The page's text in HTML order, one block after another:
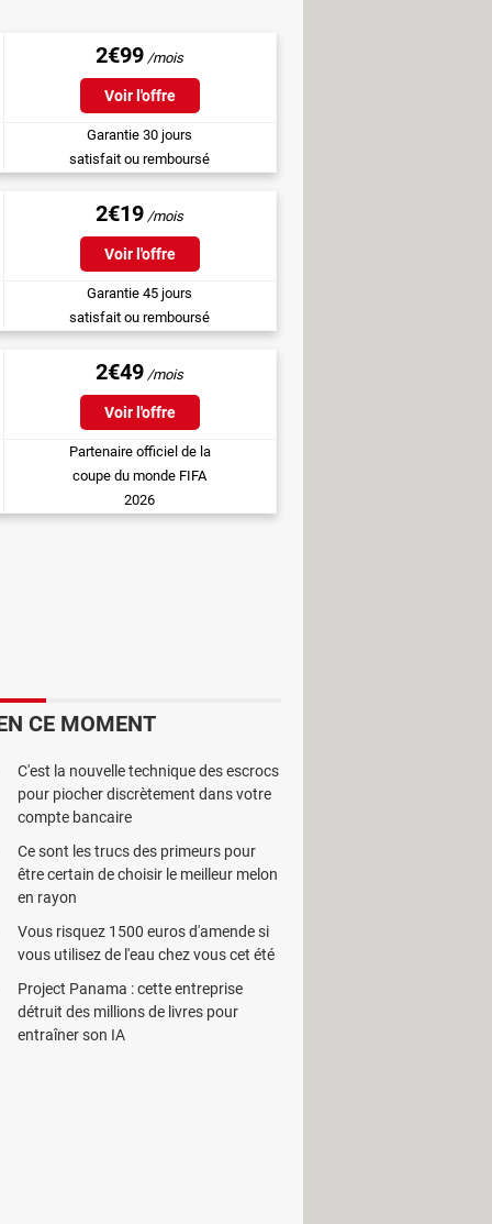
2€99
Voir l'offre
Garantie 30 jours
satisfait ou remboursé
2€19
Voir l'offre
Garantie 45 jours
satisfait ou remboursé
2€49
Voir l'offre
Partenaire officiel de la
coupe du monde FIFA
2026
la passion de centaines
Nations, de la Copa America ou
League qui est la reine des
les championnats nationaux
(Angleterre), la Série A (Italie)
obligeant les chaînes TV et
gratuites telles que M6,
les chaînes payantes
des chaînes de télévision
sur les diffuseurs officiels
les droits de diffusion de vos
CE MOMENT
C'est la nouvelle technique des escrocs
pour piocher discrètement dans votre
compte bancaire
Ce sont les trucs des primeurs pour
être certain de choisir le meilleur melon
en rayon
Vous risquez 1500 euros d'amende si
vous utilisez de l'eau chez vous cet été
Project Panama : cette entreprise
détruit des millions de livres pour
entraîner son IA